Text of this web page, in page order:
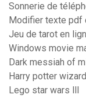
Sonnerie de
Modifier texte pdf
Jeu de tarot en
Windows movie
Dark messiah of
Harry potter
Lego star wars lll